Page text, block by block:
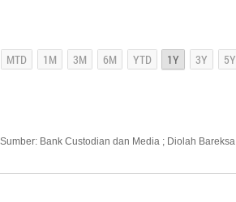
Sumber: Bank Custodian dan Media ; Diolah Bareksa